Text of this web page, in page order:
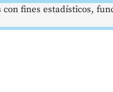
fines estadísticos,